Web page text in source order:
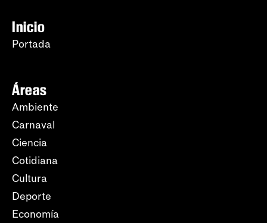
Inicio
Portada
Áreas
Ambiente
Carnaval
Ciencia
Cotidiana
Cultura
Deporte
Economía